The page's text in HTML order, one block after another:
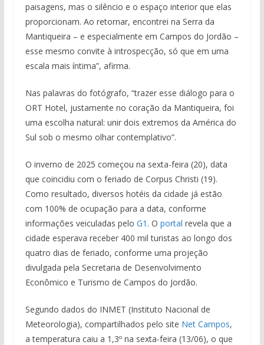
paisagens, mas o silêncio e o espaço interior que elas
proporcionam. Ao retornar, encontrei na Serra da
Mantiqueira – e especialmente em Campos do Jordão –
esse mesmo convite à introspecção, só que em uma
escala mais íntima”, afirma.
Nas palavras do fotógrafo, “trazer esse diálogo para o
ORT Hotel, justamente no coração da Mantiqueira, foi
uma escolha natural: unir dois extremos da América do
Sul sob o mesmo olhar contemplativo”.
O inverno de 2025 começou na sexta-feira (20), data
que coincidiu com o feriado de Corpus Christi (19).
Como resultado, diversos hotéis da cidade já estão
com 100% de ocupação para a data, conforme
informações veiculadas pelo G1 . O portal revela que a
cidade esperava receber 400 mil turistas ao longo dos
quatro dias de feriado, conforme uma projeção
divulgada pela Secretaria de Desenvolvimento
Econômico e Turismo de Campos do Jordão.
Segundo dados do INMET (Instituto Nacional de
Meteorologia), compartilhados pelo site Net Campos,
a temperatura caiu a 1,3º na sexta-feira (13/06), o que